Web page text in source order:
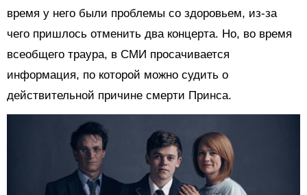
время у него были проблемы со здоровьем, из-за
чего пришлось отменить два концерта. Но, во время
всеобщего траура, в СМИ просачивается
информация, по которой можно судить о
действительной причине смерти Принса.